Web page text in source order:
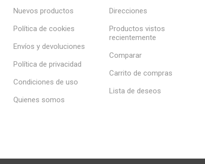
Nuevos productos
Política de cookies
Envíos y devoluciones
Política de privacidad
Condiciones de uso
Quienes somos
Direcciones
Productos vistos
recientemente
Comparar
Carrito de compras
Lista de deseos